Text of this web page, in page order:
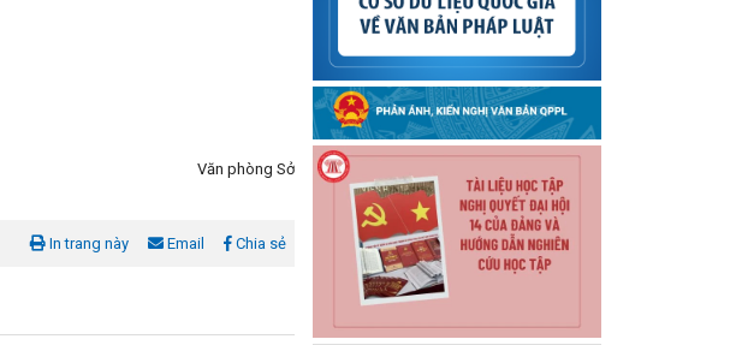
Văn phòng Sở
In trang này Email Chia sẻ